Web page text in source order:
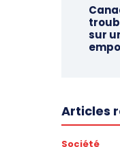
sur
Articles
Société